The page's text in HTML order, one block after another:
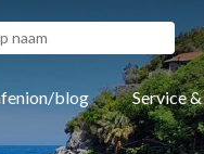
blog Service